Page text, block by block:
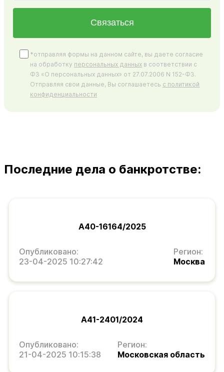
Связаться
*отправляя формы на данном сайте, вы даете согласие
на обработку персональных данных в соответствии с
ФЗ «О персональных данных» от 27.07.2006 N 152-ФЗ.
Отправляя свои данные, Вы соглашаетесь с политикой
конфиденциальности
Последние дела о банкротстве:
А40-16164/2025
Опубликовано:
23-04-2025 10:27:42
Регион:
Москва
А41-2401/2024
Опубликовано:
21-04-2025 10:15:38
Регион:
Московская область